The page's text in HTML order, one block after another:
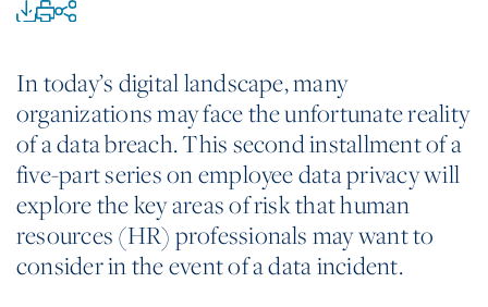
In today’s digital landscape, many
organizations may face the unfortunate reality
of a data breach. This second installment of a
five-part series on employee data privacy will
explore the key areas of risk that human
resources (HR) professionals may want to
consider in the event of a data incident.